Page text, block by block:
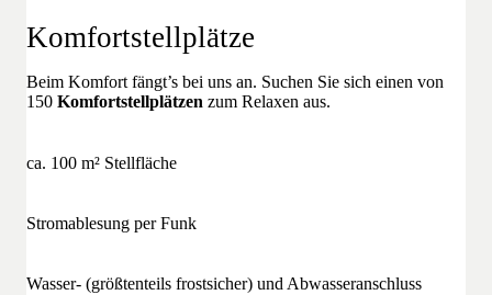
Komfortstellplätze
Beim Komfort fängt’s bei uns an. Suchen Sie sich einen von
150 Komfortstellplätzen zum Relaxen aus.
ca. 100 m² Stellfläche
Stromablesung per Funk
Wasser- (größtenteils frostsicher) und Abwasseranschluss